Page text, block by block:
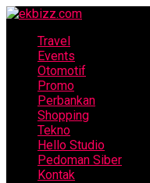
Travel
Events
Otomotif
Promo
Perbankan
Shopping
Tekno
Hello Studio
Pedoman Siber
Kontak